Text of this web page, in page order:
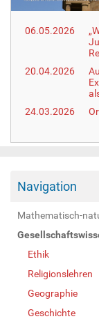
06.05.2026
20.04.2026
24.03.2026
Navigation
Mathematisch-
Ethik
Religionslehren
Geographie
Geschichte